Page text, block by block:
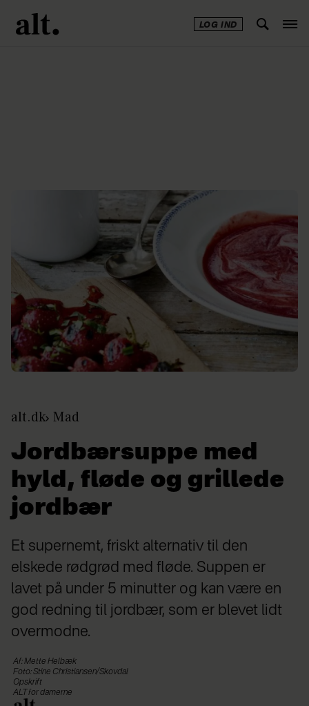
LOG IND
alt.dk Mad
Jordbærsuppe med
hyld, fløde og grillede
jordbær
Et supernemt, friskt alternativ til den
elskede rødgrød med fløde. Suppen er
lavet på under 5 minutter og kan være en
god redning til jordbær, som er blevet lidt
overmodne.
Af: Mette Helbæk
Foto: Stine Christiansen/Skovdal
Opskrift
ALT for damerne